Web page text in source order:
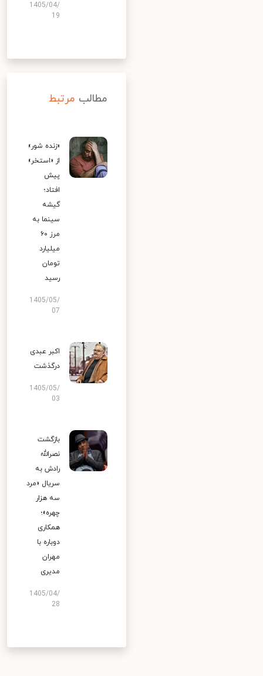
1405/04/
19
مطالب مرتبط
«زنده شور»
از «استخر»
پیش
افتاد؛
گیشه
سینما به
مرز ۶۰
میلیارد
تومان
رسید
1405/05/
07
اکبر عبدی
درگذشت
1405/05/
03
بازگشت
نصرالله
رادش به
سریال «مرد
سه هزار
چهره»؛
همکاری
دوباره با
مهران
مدیری
1405/04/
28